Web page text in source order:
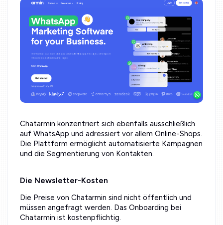
Chatarmin konzentriert sich ebenfalls ausschließlich
auf WhatsApp und adressiert vor allem Online-Shops.
Die Plattform ermöglicht automatisierte Kampagnen
und die Segmentierung von Kontakten.
Die Newsletter-Kosten
Die Preise von Chatarmin sind nicht öffentlich und
müssen angefragt werden. Das Onboarding bei
Chatarmin ist kostenpflichtig.